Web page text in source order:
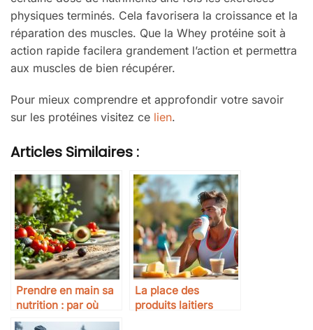
physiques terminés. Cela favorisera la croissance et la
réparation des muscles. Que la Whey protéine soit à
action rapide facilera grandement l’action et permettra
aux muscles de bien récupérer.
Pour mieux comprendre et approfondir votre savoir
sur les protéines visitez ce lien.
Articles Similaires :
Prendre en main sa
nutrition : par où
commencer ?
La place des
produits laitiers